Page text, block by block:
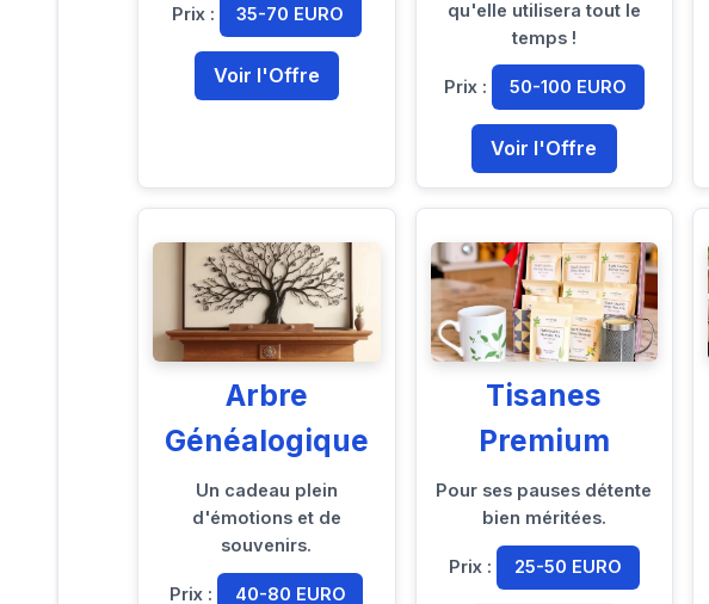
Prix : 35-70 EURO
Voir l'Offre
qu'elle utilisera tout le
temps !
Prix : 50-100 EURO
Voir l'Offre
Arbre
Généalogique
Un cadeau plein
d'émotions et de
souvenirs.
Prix : 40-80 EURO
Tisanes
Premium
Pour ses pauses détente
bien méritées.
Prix : 25-50 EURO